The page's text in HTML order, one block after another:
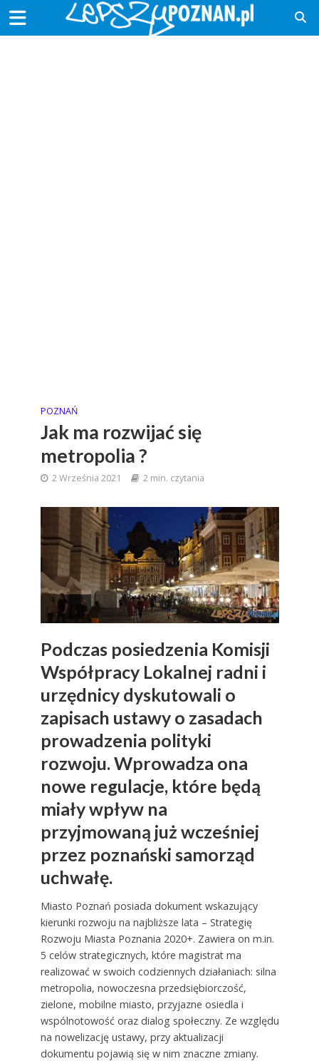
POZNAŃ
Jak ma rozwijać się
metropolia ?
2 Września 2021 2 min. czytania
Podczas posiedzenia Komisji
Współpracy Lokalnej radni i
urzędnicy dyskutowali o
zapisach ustawy o zasadach
prowadzenia polityki
rozwoju. Wprowadza ona
nowe regulacje, które będą
miały wpływ na
przyjmowaną już wcześniej
przez poznański samorząd
uchwałę.
Miasto Poznań posiada dokument wskazujący
kierunki rozwoju na najbliższe lata – Strategię
Rozwoju Miasta Poznania 2020+. Zawiera on m.in.
5 celów strategicznych, które magistrat ma
realizować w swoich codziennych działaniach: silna
metropolia, nowoczesna przedsiębiorczość,
zielone, mobilne miasto, przyjazne osiedla i
wspólnotowość oraz dialog społeczny. Ze względu
na nowelizację ustawy, przy aktualizacji
dokumentu pojawią się w nim znaczne zmiany.